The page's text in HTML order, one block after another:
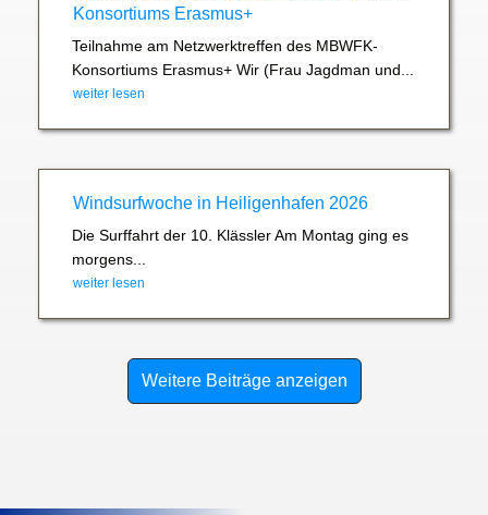
Konsortiums Erasmus+
Teilnahme am Netzwerktreffen des MBWFK-
Konsortiums Erasmus+ Wir (Frau Jagdman und...
weiter lesen
Windsurfwoche in Heiligenhafen 2026
Die Surffahrt der 10. Klässler Am Montag ging es
morgens...
weiter lesen
Weitere Beiträge anzeigen